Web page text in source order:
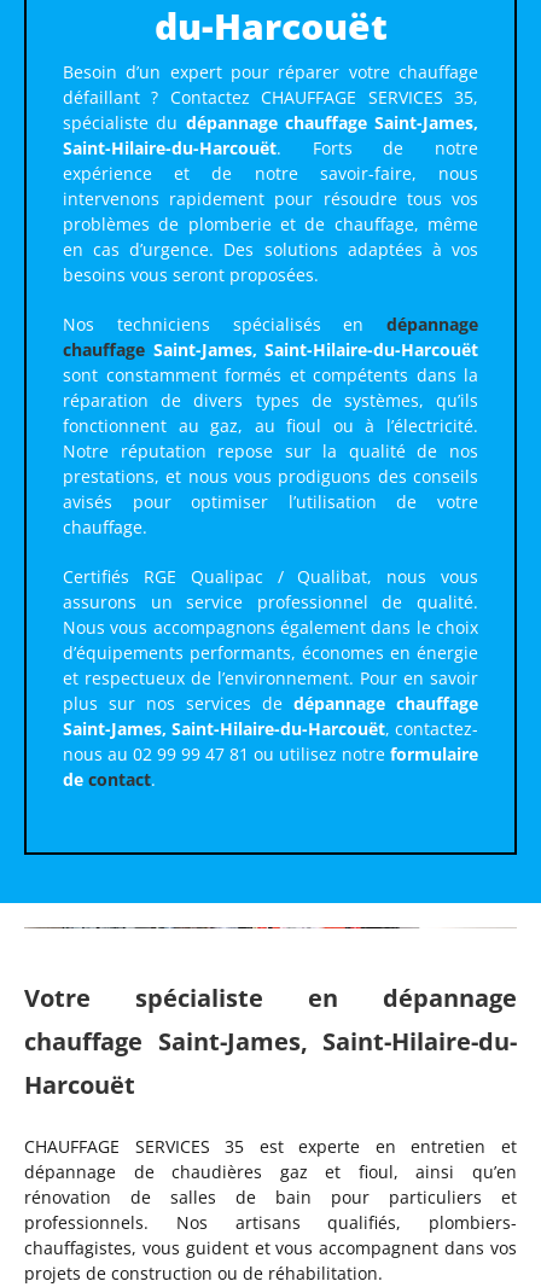
du-Harcouët
Besoin d’un expert pour réparer votre chauffage
défaillant ? Contactez CHAUFFAGE SERVICES 35,
spécialiste du dépannage chauffage Saint-James,
Saint-Hilaire-du-Harcouët. Forts de notre
expérience et de notre savoir-faire, nous
intervenons rapidement pour résoudre tous vos
problèmes de plomberie et de chauffage, même
en cas d’urgence. Des solutions adaptées à vos
besoins vous seront proposées.
Nos techniciens spécialisés en dépannage
chauffage Saint-James, Saint-Hilaire-du-Harcouët
sont constamment formés et compétents dans la
réparation de divers types de systèmes, qu’ils
fonctionnent au gaz, au fioul ou à l’électricité.
Notre réputation repose sur la qualité de nos
prestations, et nous vous prodiguons des conseils
avisés pour optimiser l’utilisation de votre
chauffage.
Certifiés RGE Qualipac / Qualibat, nous vous
assurons un service professionnel de qualité.
Nous vous accompagnons également dans le choix
d’équipements performants, économes en énergie
et respectueux de l’environnement. Pour en savoir
plus sur nos services de dépannage chauffage
Saint-James, Saint-Hilaire-du-Harcouët, contactez-
nous au 02 99 99 47 81 ou utilisez notre formulaire
de contact.
Votre spécialiste en dépannage
chauffage Saint-James, Saint-Hilaire-du-
Harcouët
CHAUFFAGE SERVICES 35 est experte en entretien et
dépannage de chaudières gaz et fioul, ainsi qu’en
rénovation de salles de bain pour particuliers et
professionnels. Nos artisans qualifiés, plombiers-
chauffagistes, vous guident et vous accompagnent dans vos
projets de construction ou de réhabilitation.